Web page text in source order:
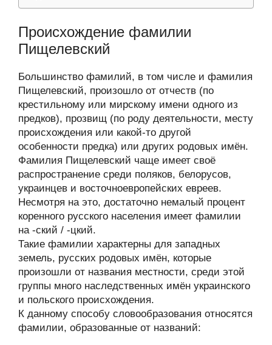
Происхождение фамилии
Пищелевский
Большинство фамилий, в том числе и фамилия
Пищелевский, произошло от отчеств (по
крестильному или мирскому имени одного из
предков), прозвищ (по роду деятельности, месту
происхождения или какой-то другой
особенности предка) или других родовых имён.
Фамилия Пищелевский чаще имеет своё
распространение среди поляков, белорусов,
украинцев и восточноевропейских евреев.
Несмотря на это, достаточно немалый процент
коренного русского населения имеет фамилии
на -ский / -цкий.
Такие фамилии характерны для западных
земель, русских родовых имён, которые
произошли от названия местности, среди этой
группы много наследственных имён украинского
и польского происхождения.
К данному способу словообразования относятся
фамилии, образованные от названий: